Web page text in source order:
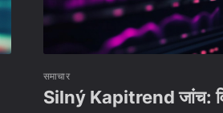
समाचार
Silný Kapitrend जांच: